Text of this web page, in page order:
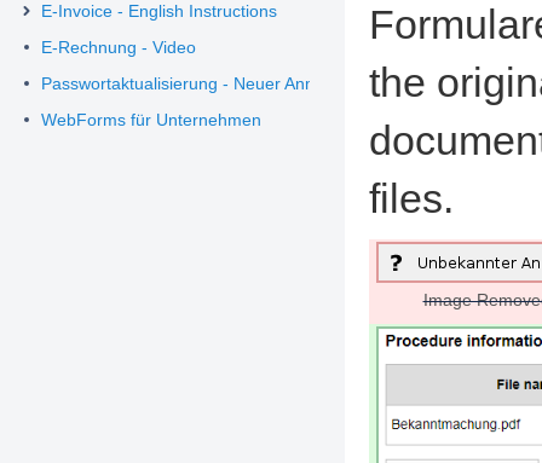
E-Invoice - English Instructions
E-Rechnung - Video
Passwortaktualisierung - Neuer Anmeldeprozess
WebForms für Unternehmen
the
files.
Image